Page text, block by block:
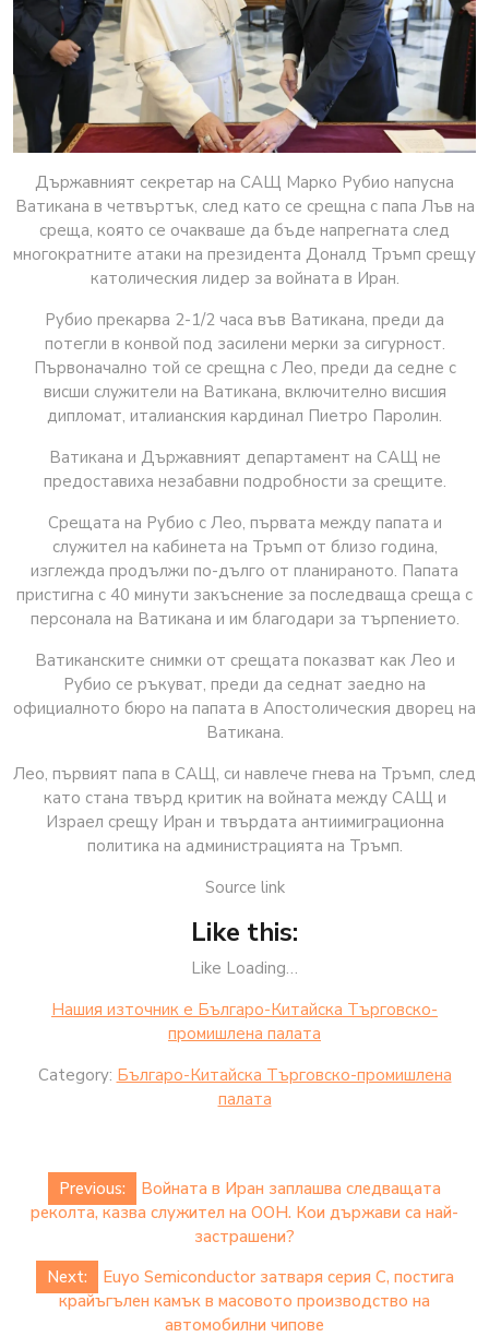
Държавният секретар на САЩ Марко Рубио напусна
Ватикана в четвъртък, след като се срещна с папа Лъв на
среща, която се очакваше да бъде напрегната след
многократните атаки на президента Доналд Тръмп срещу
католическия лидер за войната в Иран.
Рубио прекарва 2-1/2 часа във Ватикана, преди да
потегли в конвой под засилени мерки за сигурност.
Първоначално той се срещна с Лео, преди да седне с
висши служители на Ватикана, включително висшия
дипломат, италианския кардинал Пиетро Паролин.
Ватикана и Държавният департамент на САЩ не
предоставиха незабавни подробности за срещите.
Срещата на Рубио с Лео, първата между папата и
служител на кабинета на Тръмп от близо година,
изглежда продължи по-дълго от планираното. Папата
пристигна с 40 минути закъснение за последваща среща с
персонала на Ватикана и им благодари за търпението.
Ватиканските снимки от срещата показват как Лео и
Рубио се ръкуват, преди да седнат заедно на
официалното бюро на папата в Апостолическия дворец на
Ватикана.
Лео, първият папа в САЩ, си навлече гнева на Тръмп, след
като стана твърд критик на войната между САЩ и
Израел срещу Иран и твърдата антиимиграционна
политика на администрацията на Тръмп.
Source link
Like this:
Like Loading…
Нашия източник е Българо-Китайска Търговско-
промишлена палaта
Category: Българо-Китайска Търговско-промишлена
палaта
Post
navigation
Previous:
Войната в Иран заплашва следващата
реколта, казва служител на ООН. Кои държави са най-
застрашени?
Next:
Euyo Semiconductor затваря серия C, постига
крайъгълен камък в масовото производство на
автомобилни чипове